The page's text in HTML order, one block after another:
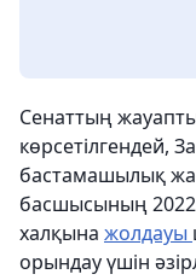
Сенаттың
көрсетілгендей,
бастамашылық
басшысының 2022
халқына жолдауы
орындау үшін